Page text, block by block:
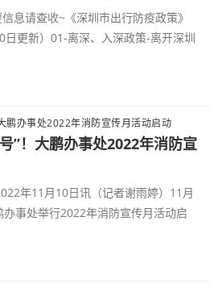
息请查收~《深圳市出行防疫政策》
日更新）01-离深、入深政策-离开深圳
”！大鹏办事处2022年消防宣
年11月10日讯（记者谢雨婷）11月
事处举行2022年消防宣传月活动启